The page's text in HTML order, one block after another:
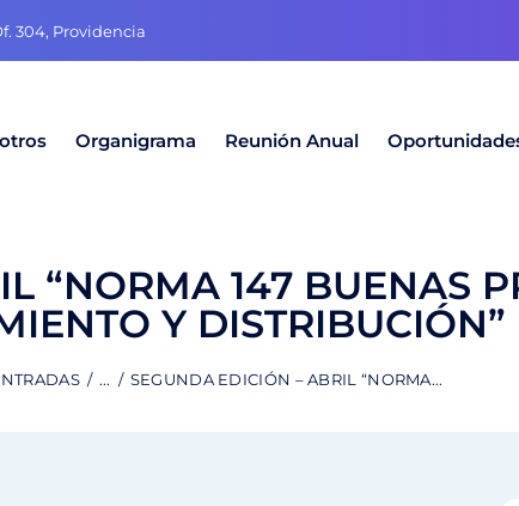
304, Providencia
Organigrama Reunión Anual
“NORMA 147 BUENAS
Y DISTRIBUCIÓN”
... SEGUNDA EDICIÓN – ABRIL “NORMA...